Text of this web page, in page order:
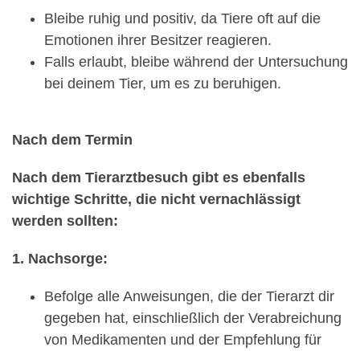
Bleibe ruhig und positiv, da Tiere oft auf die
Emotionen ihrer Besitzer reagieren.
Falls erlaubt, bleibe während der Untersuchung
bei deinem Tier, um es zu beruhigen.
Nach dem Termin
Nach dem Tierarztbesuch gibt es ebenfalls
wichtige Schritte, die nicht vernachlässigt
werden sollten:
1. Nachsorge:
Befolge alle Anweisungen, die der Tierarzt dir
gegeben hat, einschließlich der Verabreichung
von Medikamenten und der Empfehlung für